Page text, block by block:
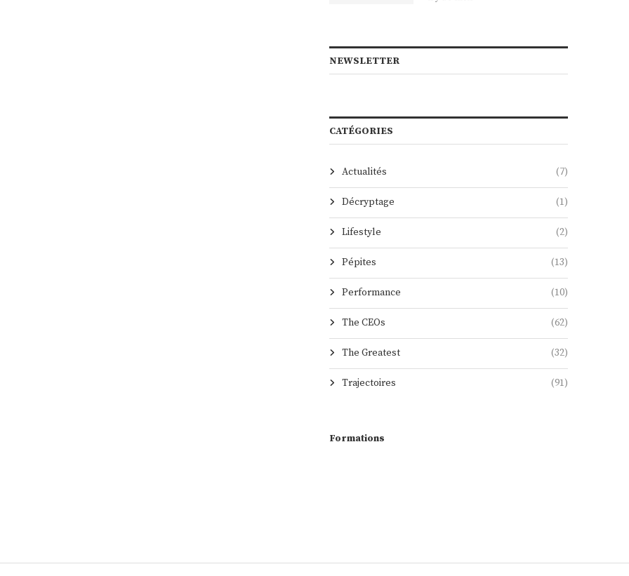
NEWSLETTER
CATÉGORIES
Actualités (7)
Décryptage (1)
Lifestyle (2)
Pépites (13)
Performance (10)
The CEOs (62)
The Greatest (32)
Trajectoires (91)
Formations